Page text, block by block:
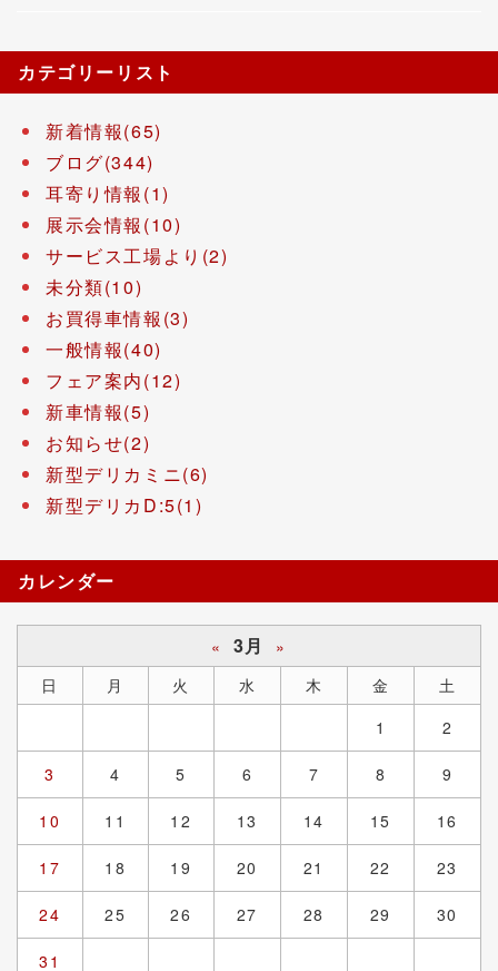
カテゴリーリスト
新着情報(65)
ブログ(344)
耳寄り情報(1)
展示会情報(10)
サービス工場より(2)
未分類(10)
お買得車情報(3)
一般情報(40)
フェア案内(12)
新車情報(5)
お知らせ(2)
新型デリカミニ(6)
新型デリカD:5(1)
カレンダー
« 3月
»
日
月 火 水 木 金
土
1
2
3 4 5 6 7 8 9
10 11 12 13 14 15 16
17 18 19 20 21 22 23
24 25 26 27 28 29 30
31